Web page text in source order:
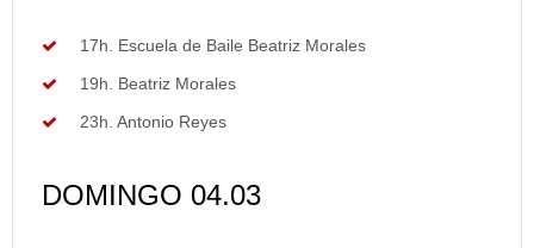
17h. Escuela de Baile Beatriz Morales
19h. Beatriz Morales
23h. Antonio Reyes
DOMINGO 04.03